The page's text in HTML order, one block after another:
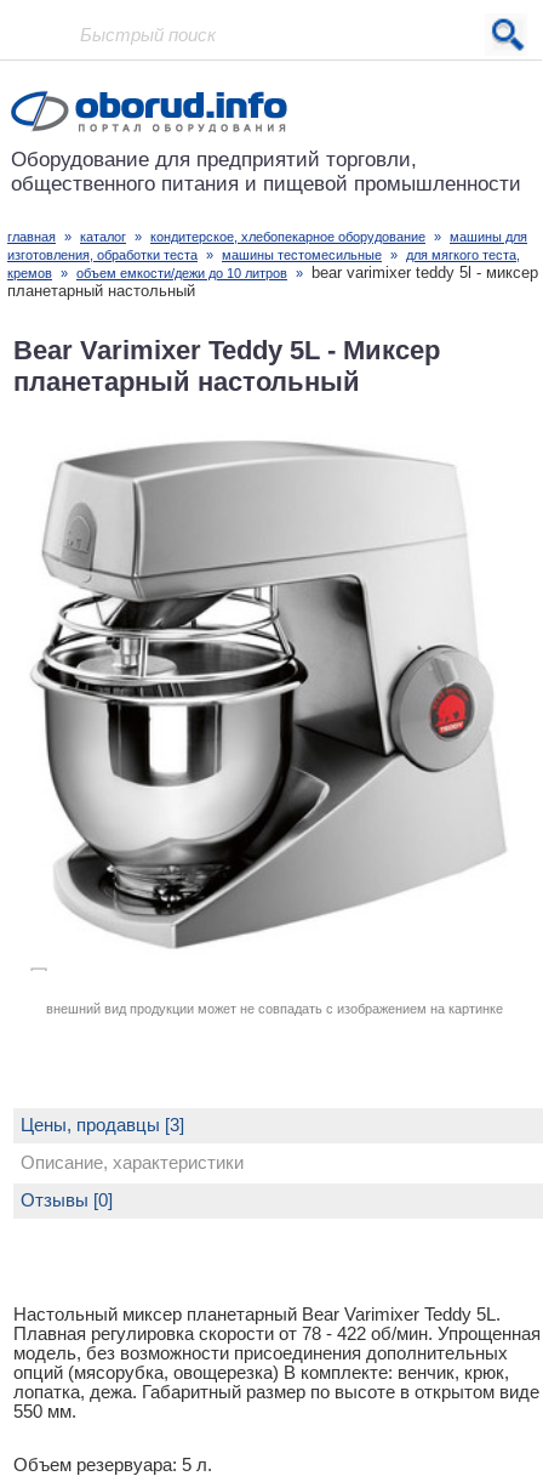
Проект основан в 2001 году
Оборудование для предприятий торговли,
общественного питания и пищевой промышленности
главная » каталог » кондитерское, хлебопекарное оборудование » машины для
изготовления, обработки теста » машины тестомесильные »
для мягкого теста,
кремов » объем емкости/дежи до 10 литров »
bear varimixer teddy 5l - миксер
планетарный настольный
Bear Varimixer Teddy 5L - Миксер
планетарный настольный
внешний вид продукции может не совпадать с изображением на картинке
Цены, продавцы [3]
Описание, характеристики
Настольный миксер планетарный Bear Varimixer Teddy 5L.
Плавная регулировка скорости от 78 - 422 об/мин. Упрощенная
модель, без возможности присоединения дополнительных
опций (мясорубка, овощерезка) В комплекте: венчик, крюк,
лопатка, дежа. Габаритный размер по высоте в открытом виде
550 мм.
Объем резервуара: 5 л.
Отзывы [0]